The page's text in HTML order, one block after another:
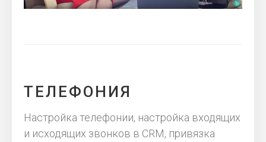
ТЕЛЕФОНИЯ
Настройка телефонии, настройка входящих
и исходящих звонков в CRM, привязка